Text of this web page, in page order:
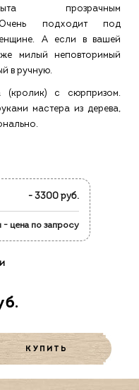
прозрачным
подходит под
А если в вашей
милый неповторимый
в ручную.
(кролик) с сюрпризом.
мастера из дерева,
- 3300 руб.
- цена по запросу
КУПИТЬ